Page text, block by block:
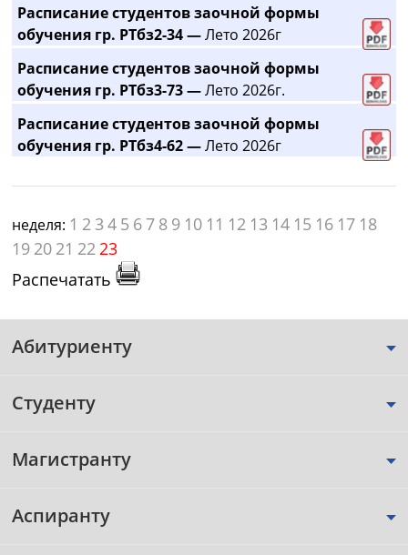
Расписание студентов заочной формы
обучения гр. РТбз2-34 —Лето 2026г
Расписание студентов заочной формы
обучения гр. РТбз3-73 —Лето 2026г.
Расписание студентов заочной формы
обучения гр. РТбз4-62 —Лето 2026г
неделя: 1 2 3 4 5 6 7 8 9 10 11 12 13 14 15 16 17 18
19 20 21 2223
Распечатать
Абитуриенту
Студенту
Магистранту
Аспиранту